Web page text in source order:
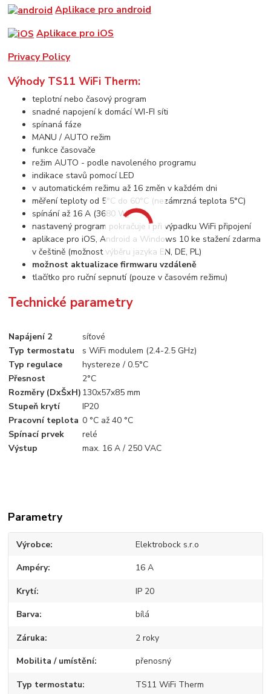
Aplikace pro android
Aplikace pro iOS
Privacy Policy
Výhody TS11 WiFi Therm:
teplotní nebo časový program
snadné napojení k domácí WI-FI síti
spínaná fáze
MANU / AUTO režim
funkce časovače
režim AUTO - podle navoleného programu
indikace stavů pomocí LED
v automatickém režimu až 16 změn v každém dni
měření teploty od 5°C do 60°C (nezámrzná teplota 5°C)
spínání až 16 A (3680 W)
nastavený program pokračuje i při výpadku WiFi připojení
aplikace pro iOS, Android a Windows 10 ke stažení zdarma
v češtině (možnost výběru jazyka EN, DE, PL)
možnost aktualizace firmwaru vzdáleně
tlačítko pro ruční sepnutí (pouze v časovém režimu)
Technické parametry
Napájení 2
síťové
Typ termostatu
s WiFi modulem (2.4-2.5 GHz)
Typ regulace
hystereze/ 0.5°C
Přesnost
2°C
Rozměry (DxŠxH) 130x57x85 mm
Stupeň krytí
IP20
Pracovní teplota 0 °C až 40 °C
Spínací prvek
relé
Výstup
max. 16 A/ 250 VAC
Parametry
Výrobce Elektrobock s.r.o
Ampéry 16 A
Krytí IP 20
Barva bílá
Záruka 2 roky
Mobilita / umístění přenosný
Typ termostatu TS11 WiFi Therm